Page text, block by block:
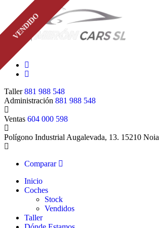
Taller881 988 548
Administración 881 988 548
Ventas 604 000 598
Polígono Industrial Augalevada, 13. 15210 Noia
Comparar
Inicio
Coches
Stock
Vendidos
Taller
VENDIDO